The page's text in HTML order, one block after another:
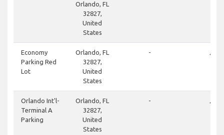
Orlando, FL
32827,
United
States
Economy
Parking Red
Lot
Orlando, FL
32827,
United
States
- done
Orlando Int'l-
Terminal A
Parking
Orlando, FL
32827,
United
States
- done